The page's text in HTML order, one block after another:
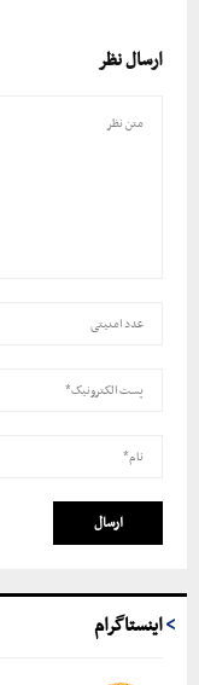
ارسال نظر
اینستاگرام